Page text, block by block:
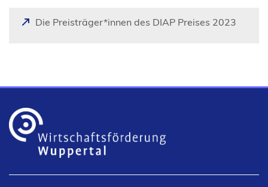
Die Preisträger*innen des DIAP Preises 2023
(
t
i
n